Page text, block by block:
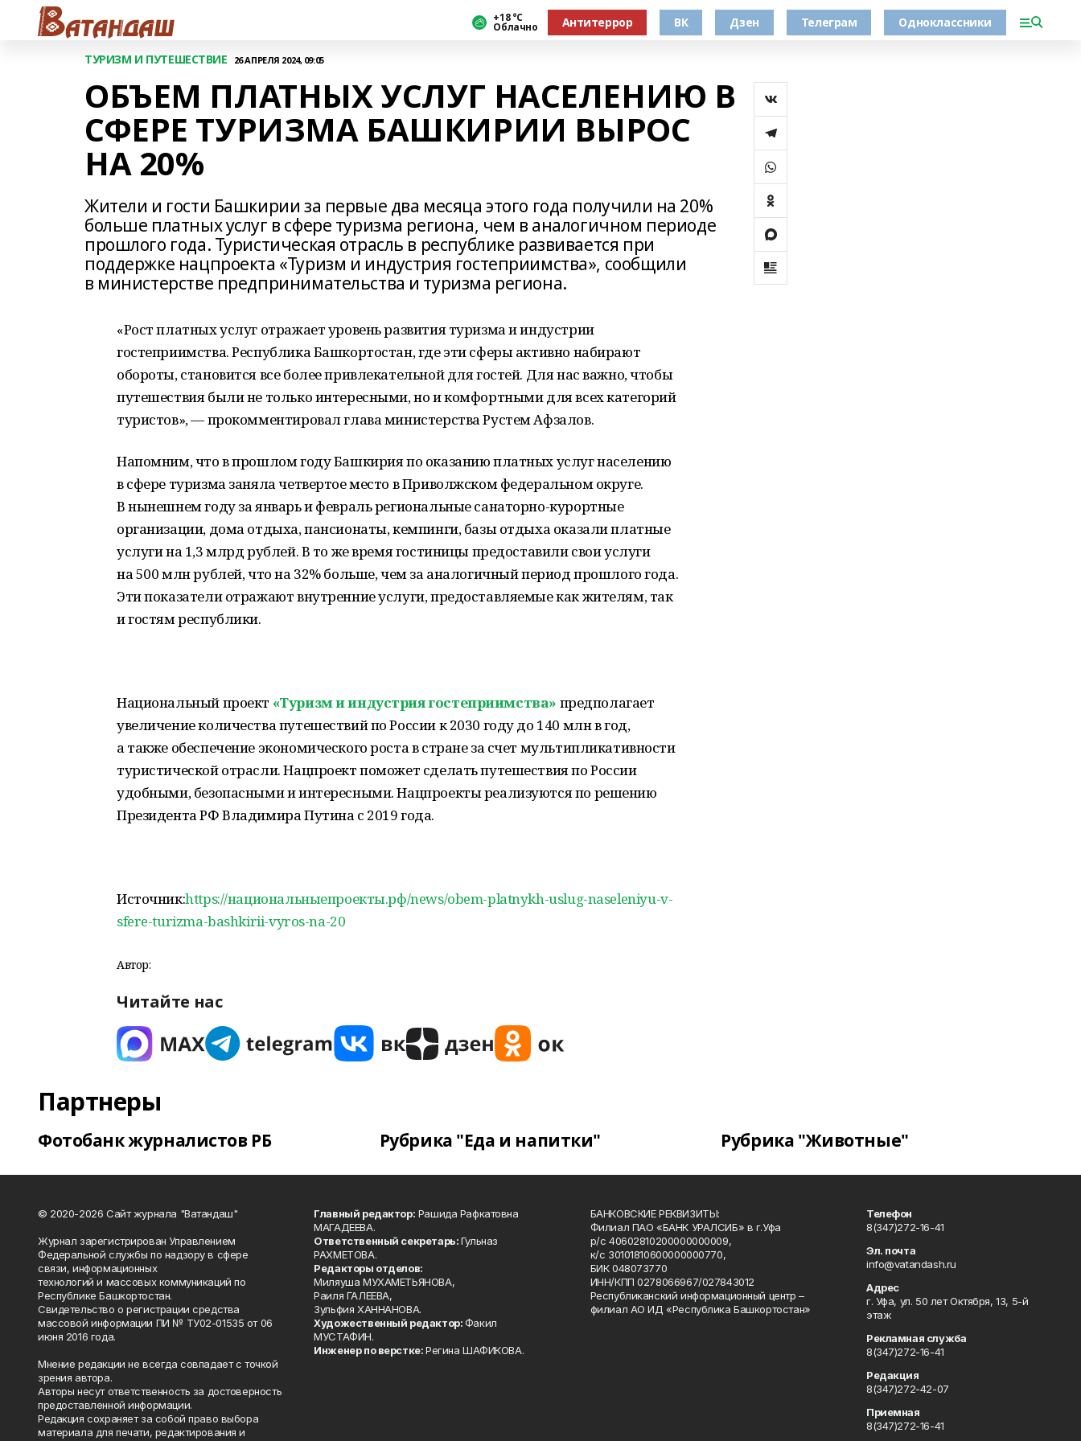
+18 °С
Облачно Антитеррор ВК Дзен Телеграм Одноклассники
ТУРИЗМ И ПУТЕШЕСТВИЕ 26 АПРЕЛЯ 2024, 09:05
ОБЪЕМ ПЛАТНЫХ УСЛУГ НАСЕЛЕНИЮ В
СФЕРЕ ТУРИЗМА БАШКИРИИ ВЫРОС
НА 20%
Жители и гости Башкирии за первые два месяца этого года получили на 20%
больше платных услуг в сфере туризма региона, чем в аналогичном периоде
прошлого года. Туристическая отрасль в республике развивается при
поддержке нацпроекта «Туризм и индустрия гостеприимства», сообщили
в министерстве предпринимательства и туризма региона.
«Рост платных услуг отражает уровень развития туризма и индустрии
гостеприимства. Республика Башкортостан, где эти сферы активно набирают
обороты, становится все более привлекательной для гостей. Для нас важно, чтобы
путешествия были не только интересными, но и комфортными для всех категорий
туристов», — прокомментировал глава министерства Рустем Афзалов.
Напомним, что в прошлом году Башкирия по оказанию платных услуг населению
в сфере туризма заняла четвертое место в Приволжском федеральном округе.
В нынешнем году за январь и февраль региональные санаторно-курортные
организации, дома отдыха, пансионаты, кемпинги, базы отдыха оказали платные
услуги на 1,3 млрд рублей. В то же время гостиницы предоставили свои услуги
на 500 млн рублей, что на 32% больше, чем за аналогичный период прошлого года.
Эти показатели отражают внутренние услуги, предоставляемые как жителям, так
и гостям республики.
Национальный проект «Туризм и индустрия гостеприимства» предполагает
увеличение количества путешествий по России к 2030 году до 140 млн в год,
а также обеспечение экономического роста в стране за счет мультипликативности
туристической отрасли. Нацпроект поможет сделать путешествия по России
удобными, безопасными и интересными. Нацпроекты реализуются по решению
Президента РФ Владимира Путина с 2019 года.
Источник:https://национальныепроекты.рф/news/obem-platnykh-uslug-naseleniyu-v-
sfere-turizma-bashkirii-vyros-na-20
Автор:
Читайте нас
Партнеры
Фотобанк журналистов РБ Рубрика "Еда и напитки" Рубрика "Животные"
© 2020-2026 Сайт журнала "Ватандаш"
Журнал зарегистрирован Управлением
Федеральной службы по надзору в сфере
связи, информационных
технологий и массовых коммуникаций по
Республике Башкортостан.
Свидетельство о регистрации средства
массовой информации ПИ № ТУ02-01535 от 06
июня 2016 года.
Мнение редакции не всегда совпадает с точкой
зрения автора.
Авторы несут ответственность за достоверность
предоставленной информации.
Редакция сохраняет за собой право выбора
материала для печати, редактирования и
Главный редактор: Рашида Рафкатовна
МАГАДЕЕВА.
Ответственный секретарь:Гульназ
РАХМЕТОВА.
Редакторы отделов:
Миляуша МУХАМЕТЬЯНОВА,
Раиля ГАЛЕЕВА,
Зульфия ХАННАНОВА.
Художественный редактор:Факил
МУСТАФИН.
Инженер по верстке:Регина ШАФИКОВА.
БАНКОВСКИЕ РЕКВИЗИТЫ:
Филиал ПАО «БАНК УРАЛСИБ» в г.Уфа
р/с 40602810200000000009,
к/с 30101810600000000770,
БИК 048073770
ИНН/КПП 0278066967/027843012
Республиканский информационный центр –
филиал АО ИД «Республика Башкортостан»
Телефон
8(347)272-16-41
Эл. почта
info@vatandash.ru
Адрес
г. Уфа, ул. 50 лет Октября, 13, 5-й
этаж
Рекламная служба
8(347)272-16-41
Редакция
8(347)272-42-07
Приемная
8(347)272-16-41